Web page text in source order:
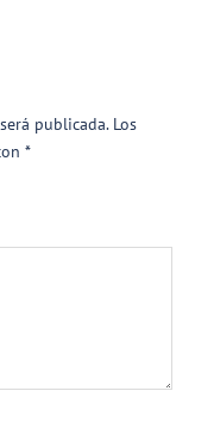
publicada. Los
*